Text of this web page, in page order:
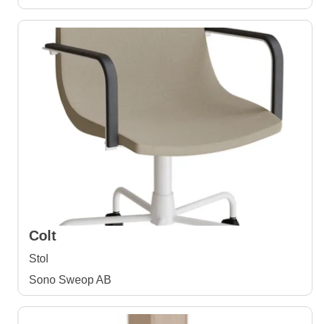
Colt
Stol
Sono Sweop AB